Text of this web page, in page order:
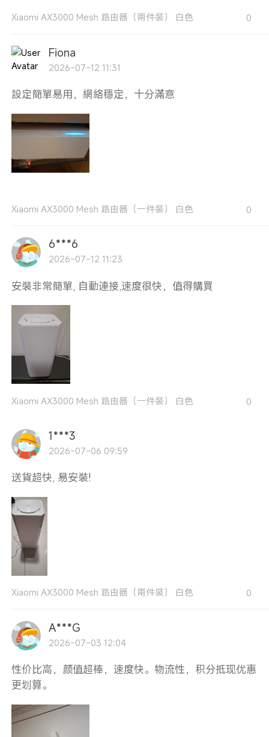
Xiaomi AX3000 Mesh 路由器（兩件裝） 白色 0
Fiona
2026-07-12 11:31
設定簡單易用，網絡穩定，十分滿意
Xiaomi AX3000 Mesh 路由器（一件裝） 白色 0
6***6
2026-07-12 11:23
安裝非常簡單, 自動連接,速度很快，值得購買
Xiaomi AX3000 Mesh 路由器（一件裝） 白色 0
1***3
2026-07-06 09:59
送貨超快, 易安裝!
Xiaomi AX3000 Mesh 路由器（兩件裝） 白色 0
A***G
2026-07-03 12:04
性价比高，颜值超棒，速度快。物流性，积分抵现优惠
更划算。